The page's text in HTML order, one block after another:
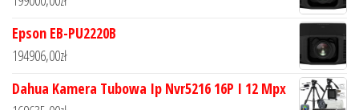
Epson EB-PU2220B
194906,00zł
Dahua Kamera Tubowa Ip Nvr5216 16P I 12 Mpx